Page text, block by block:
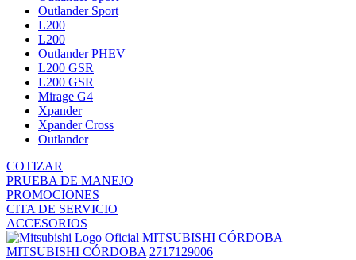
Outlander Sport
L200
L200
Outlander PHEV
L200 GSR
L200 GSR
Mirage G4
Xpander
Xpander Cross
Outlander
COTIZAR
PRUEBA DE MANEJO
PROMOCIONES
CITA DE SERVICIO
ACCESORIOS
MITSUBISHI CÓRDOBA
MITSUBISHI CÓRDOBA 2717129006